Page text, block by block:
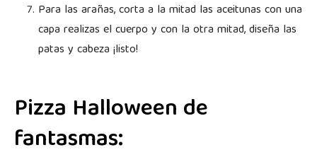
Para las arañas, corta a la mitad las aceitunas con una
capa realizas el cuerpo y con la otra mitad, diseña las
patas y cabeza ¡listo!
Pizza Halloween de
fantasmas: